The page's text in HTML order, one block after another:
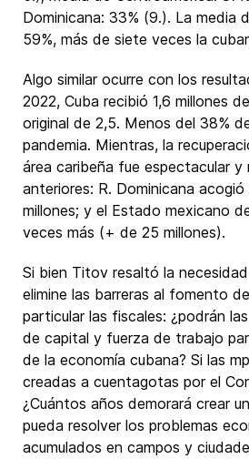
Dominicana: 33% (9.). La media
59%, más de siete veces la
Algo similar ocurre con los
2022, Cuba recibió 1,6 millones
original de 2,5. Menos del 38%
pandemia. Mientras, la
área caribeña fue espectacular
anteriores: R. Dominicana
millones; y el Estado mexicano
veces más (+ de 25 millones).
Si bien Titov resaltó la
elimine las barreras al fomento
particular las fiscales: ¿podrán
de capital y fuerza de trabajo
de la economía cubana? Si las
creadas a cuentagotas por el
¿Cuántos años demorará crear
pueda resolver los problemas
acumulados en campos y